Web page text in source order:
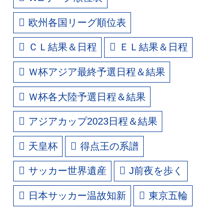
欧州各国リーグ順位表
ＣＬ結果＆日程 ＥＬ結果＆日程
Ｗ杯アジア最終予選日程＆結果
Ｗ杯各大陸予選日程＆結果
アジアカップ2023日程＆結果
天皇杯 得点王の系譜
サッカー世界遺産 J前夜を歩く
日本サッカー温故知新 東京五輪